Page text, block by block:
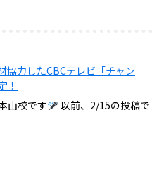
力したCBCテレビ「チャン
！
山校です
以前、2/15の投稿で